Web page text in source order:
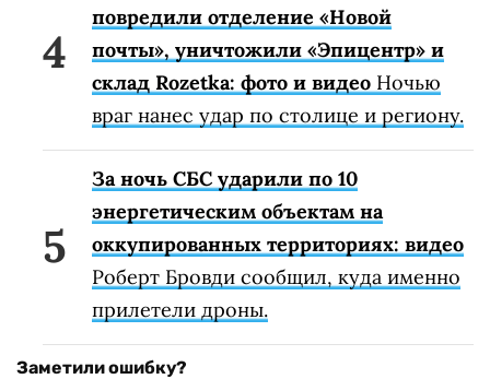
повредили отделение «Новой
почты», уничтожили «Эпицентр» и
склад Rozetka: фото и видео Ночью
враг нанес удар по столице и региону.
За ночь СБС ударили по 10
энергетическим объектам на
оккупированных территориях: видео
Роберт Бровди сообщил, куда именно
прилетели дроны.
Заметили ошибку?